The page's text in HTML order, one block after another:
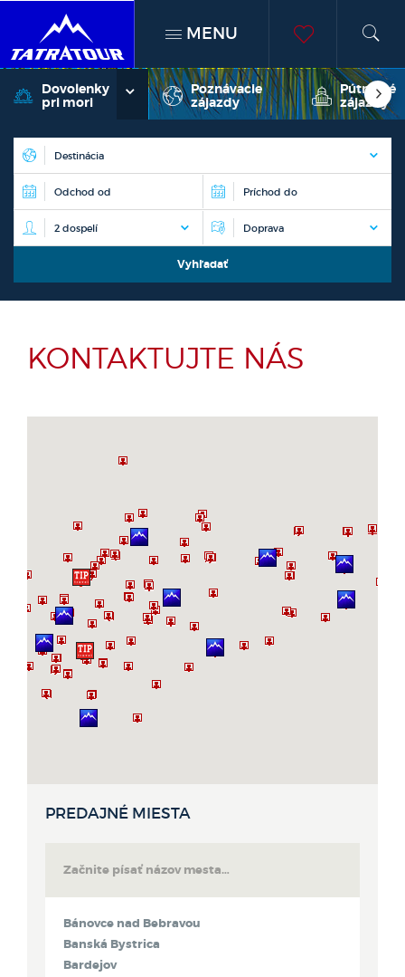
MENU
Dovolenky
pri mori
Poznávacie
zájazdy
Pútnické
zájazdy
KONTAKTUJTE NÁS
PREDAJNÉ MIESTA
Bánovce nad Bebravou
Banská Bystrica
Bardejov